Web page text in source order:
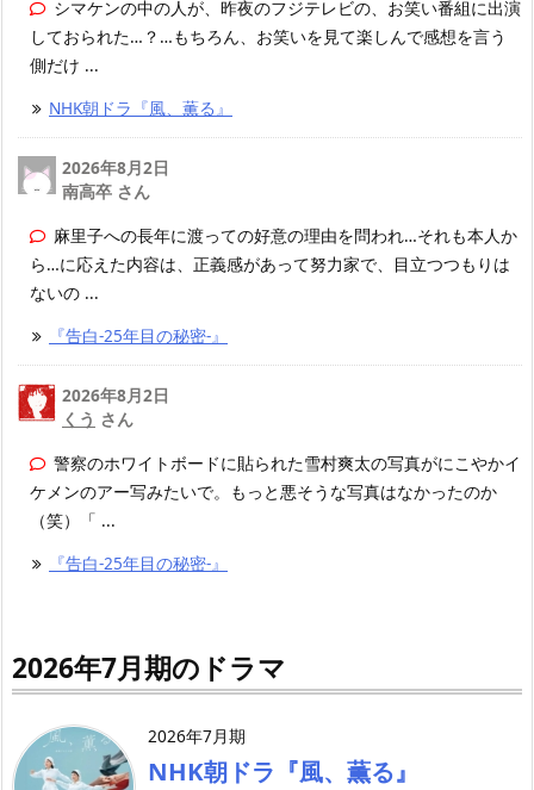
シマケンの中の人が、昨夜のフジテレビの、お笑い番組に出演
しておられた…？…もちろん、お笑いを見て楽しんで感想を言う
側だけ ...
NHK朝ドラ『風、薫る』
2026年8月2日
南高卒 さん
麻里子への長年に渡っての好意の理由を問われ…それも本人か
ら…に応えた内容は、正義感があって努力家で、目立つつもりは
ないの ...
『告白-25年目の秘密-』
2026年8月2日
くう さん
警察のホワイトボードに貼られた雪村爽太の写真がにこやかイ
ケメンのアー写みたいで。もっと悪そうな写真はなかったのか
（笑）「 ...
『告白-25年目の秘密-』
2026年7月期のドラマ
2026年7月期
NHK朝ドラ『風、薫る』